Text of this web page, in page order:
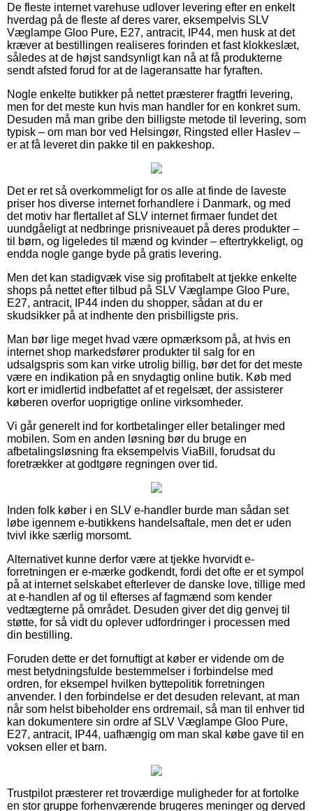
De fleste internet varehuse udlover levering efter en enkelt
hverdag på de fleste af deres varer, eksempelvis SLV
Væglampe Gloo Pure, E27, antracit, IP44, men husk at det
kræver at bestillingen realiseres forinden et fast klokkeslæt,
således at de højst sandsynligt kan nå at få produkterne
sendt afsted forud for at de lageransatte har fyraften.
Nogle enkelte butikker på nettet præsterer fragtfri levering,
men for det meste kun hvis man handler for en konkret sum.
Desuden må man gribe den billigste metode til levering, som
typisk – om man bor ved Helsingør, Ringsted eller Haslev –
er at få leveret din pakke til en pakkeshop.
Det er ret så overkommeligt for os alle at finde de laveste
priser hos diverse internet forhandlere i Danmark, og med
det motiv har flertallet af SLV internet firmaer fundet det
uundgåeligt at nedbringe prisniveauet på deres produkter –
til børn, og ligeledes til mænd og kvinder – eftertrykkeligt, og
endda nogle gange byde på gratis levering.
Men det kan stadigvæk vise sig profitabelt at tjekke enkelte
shops på nettet efter tilbud på SLV Væglampe Gloo Pure,
E27, antracit, IP44 inden du shopper, sådan at du er
skudsikker på at indhente den prisbilligste pris.
Man bør lige meget hvad være opmærksom på, at hvis en
internet shop markedsfører produkter til salg for en
udsalgspris som kan virke utrolig billig, bør det for det meste
være en indikation på en snydagtig online butik. Køb med
kort er imidlertid indbefattet af et regelsæt, der assisterer
køberen overfor uoprigtige online virksomheder.
Vi går generelt ind for kortbetalinger eller betalinger med
mobilen. Som en anden løsning bør du bruge en
afbetalingsløsning fra eksempelvis ViaBill, forudsat du
foretrækker at godtgøre regningen over tid.
Inden folk køber i en SLV e-handler burde man sådan set
løbe igennem e-butikkens handelsaftale, men det er uden
tvivl ikke særlig morsomt.
Alternativet kunne derfor være at tjekke hvorvidt e-
forretningen er e-mærke godkendt, fordi det ofte er et sympol
på at internet selskabet efterlever de danske love, tillige med
at e-handlen af og til efterses af fagmænd som kender
vedtægterne på området. Desuden giver det dig genvej til
støtte, for så vidt du oplever udfordringer i processen med
din bestilling.
Foruden dette er det fornuftigt at køber er vidende om de
mest betydningsfulde bestemmelser i forbindelse med
ordren, for eksempel hvilken byttepolitik forretningen
anvender. I den forbindelse er det desuden relevant, at man
når som helst bibeholder ens ordremail, så man til enhver tid
kan dokumentere sin ordre af SLV Væglampe Gloo Pure,
E27, antracit, IP44, uafhængig om man skal købe gave til en
voksen eller et barn.
Trustpilot præsterer ret troværdige muligheder for at fortolke
en stor gruppe forhenværende brugeres meninger og derved